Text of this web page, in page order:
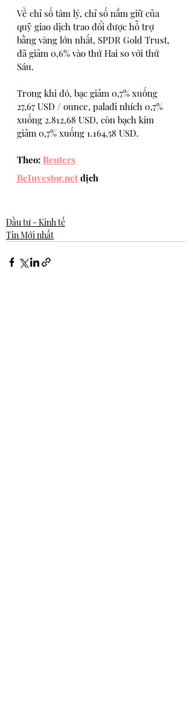
Về chỉ số tâm lý, chỉ số nắm giữ của
quỹ giao dịch trao đổi được hỗ trợ
bằng vàng lớn nhất, SPDR Gold Trust,
đã giảm 0,6% vào thứ Hai so với thứ
Sáu.
Trong khi đó, bạc giảm 0,7% xuống
27,67 USD / ounce, palađi nhích 0,7%
xuống 2.812,68 USD, còn bạch kim
giảm 0,7% xuống 1.164,58 USD.
Theo: Reuters
BeInvestor.net dịch
Đầu tư - Kinh tế
Tin Mới nhất